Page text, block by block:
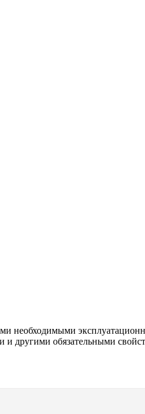
необходимыми
и другими обязательными